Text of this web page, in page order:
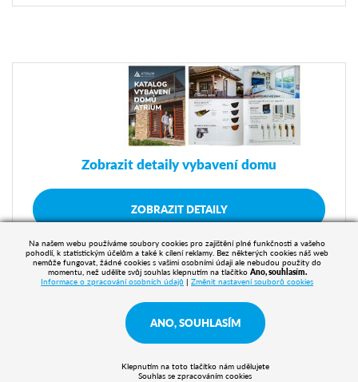
Zobrazit detaily vybavení domu
ZOBRAZIT DETAILY
Na našem webu používáme soubory cookies pro zajištění plné funkčnosti a vašeho
pohodlí, k statistickým účelům a také k cílení reklamy. Bez některých cookies náš web
nemůže fungovat, žádné cookies s vašimi osobními údaji ale nebudou použity do
momentu, než udělíte svůj souhlas klepnutím na tlačítko Ano, souhlasím.
Informace o zpracování osobních údajů |Změnit nastavení souborů cookies
ANO, SOUHLASÍM
Klepnutím na toto tlačítko nám udělujete
Souhlas se zpracováním cookies